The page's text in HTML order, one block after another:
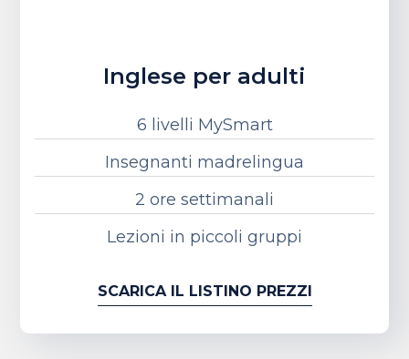
Inglese per adulti
6 livelli MySmart
Insegnanti madrelingua
2 ore settimanali
Lezioni in piccoli gruppi
SCARICA IL LISTINO PREZZI